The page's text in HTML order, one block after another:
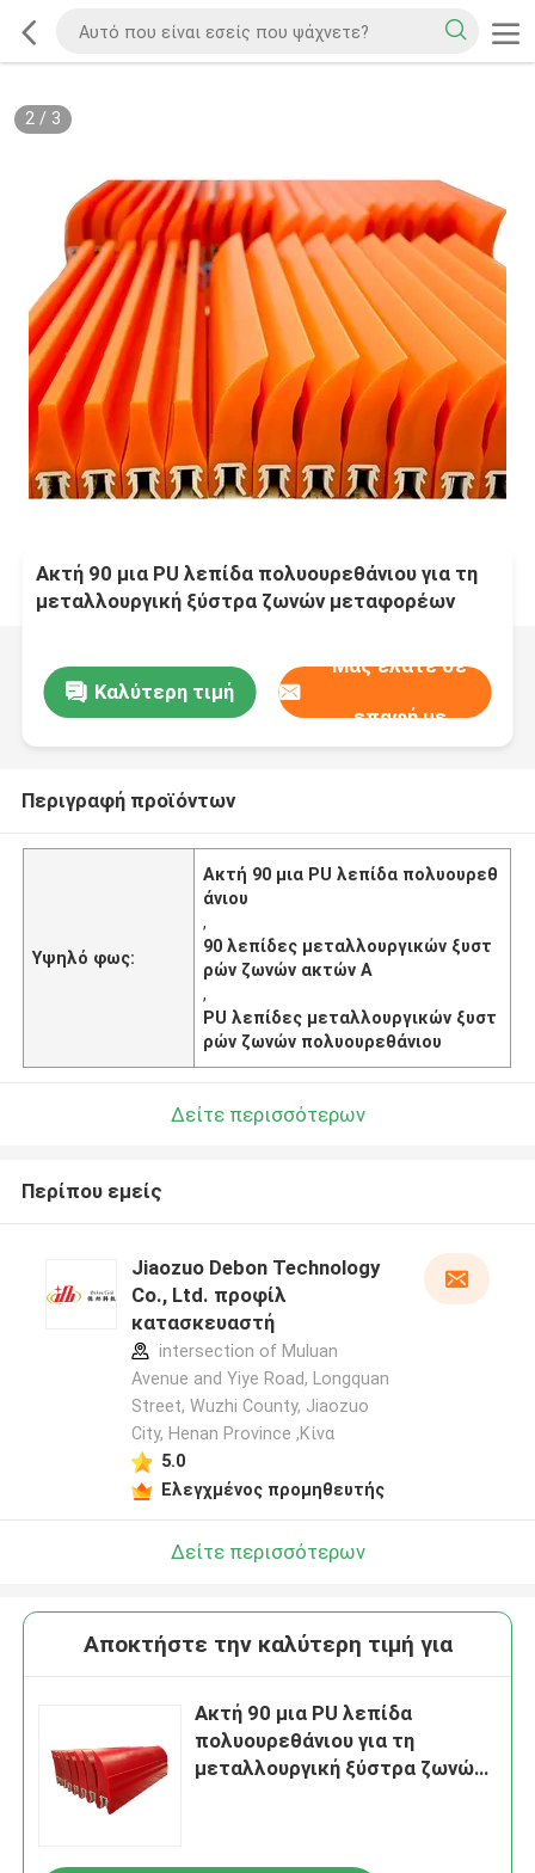
2/ 3
Ακτή 90 μια PU λεπίδα πολυουρεθάνιου για τη
μεταλλουργική ξύστρα ζωνών μεταφορέων
Καλύτερη τιμή
Μας ελάτε σε
επαφή με
Περιγραφή προϊόντων
Υψηλό φως:
Ακτή 90 μια PU λεπίδα πολυουρεθ
άνιου
,
90 λεπίδες μεταλλουργικών ξυστ
ρών ζωνών ακτών Α
,
PU λεπίδες μεταλλουργικών ξυστ
ρών ζωνών πολυουρεθάνιου
Δείτε περισσότερων
Περίπου εμείς
Jiaozuo Debon Technology
Co., Ltd. προφίλ
κατασκευαστή
intersection of Muluan
Avenue and Yiye Road, Longquan
Street, Wuzhi County, Jiaozuo
City, Henan Province ,Κίνα
5.0
Ελεγχμένος προμηθευτής
Δείτε περισσότερων
Αποκτήστε την καλύτερη τιμή για
Ακτή 90 μια PU λεπίδα
πολυουρεθάνιου για τη
μεταλλουργική ξύστρα ζωνών